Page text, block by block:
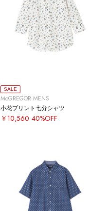
SALE
McGREGOR MENS
小花プリント七分シャツ
￥10,560 40%OFF